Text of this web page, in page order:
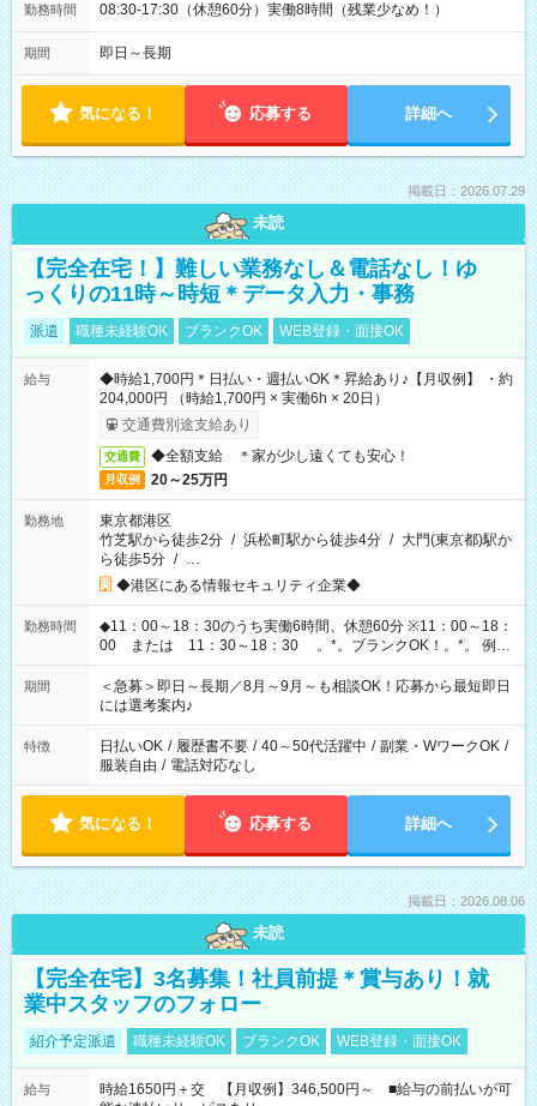
勤務時間 08:30-17:30（休憩60分）実働8時間（残業少なめ！）
期間 即日～長期
気になる！ 応募する 詳細へ
掲載日：2026.07.29
未読
【完全在宅！】難しい業務なし＆電話なし！ゆ
っくりの11時～時短＊データ入力・事務
派遣 職種未経験OK ブランクOK WEB登録・面接OK
給与
◆時給1,700円＊日払い・週払いOK＊昇給あり♪【月収例】 ・約
204,000円 （時給1,700円 × 実働6h × 20日）
交通費別途支給あり
交通費 ◆全額支給 ＊家が少し遠くても安心！
月収例 20～25万円
勤務地
東京都港区
竹芝駅から徒歩2分 / 浜松町駅から徒歩4分 / 大門(東京都)駅か
ら徒歩5分 / …
◆港区にある情報セキュリティ企業◆
勤務時間
◆11：00～18：30のうち実働6時間、休憩60分 ※11：00～18：
00 または 11：30～18：30 。*。ブランクOK！。*。 例え
ば前職が、 在宅/財団法人/事務/コールセンター/受付/販売/カフェ
スタッフ スイーツ販売/ホテルフロント/化粧品販売/など 様々な
業界から入社して活躍されています♪
期間
＜急募＞即日～長期／8月～9月～も相談OK！応募から最短即日
には選考案内♪
特徴 日払いOK / 履歴書不要 / 40～50代活躍中 / 副業・WワークOK /
服装自由 / 電話対応なし
気になる！ 応募する 詳細へ
掲載日：2026.08.06
未読
【完全在宅】3名募集！社員前提＊賞与あり！就
業中スタッフのフォロー
紹介予定派遣 職種未経験OK ブランクOK WEB登録・面接OK
給与
時給1650円＋交 【月収例】346,500円～ ■給与の前払いが可